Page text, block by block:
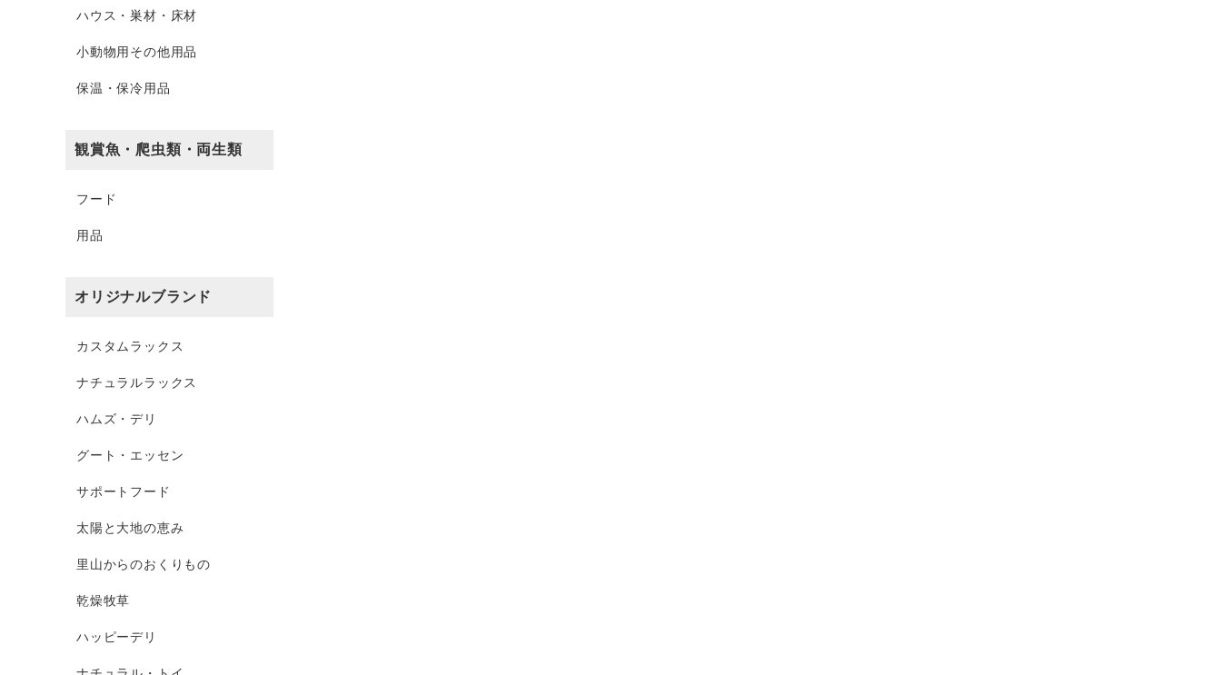
ハウス・巣材・床材
小動物用その他用品
保温・保冷用品
観賞魚・爬虫類・両生類
フード
用品
オリジナルブランド
カスタムラックス
ナチュラルラックス
ハムズ・デリ
グート・エッセン
サポートフード
太陽と大地の恵み
里山からのおくりもの
乾燥牧草
ハッピーデリ